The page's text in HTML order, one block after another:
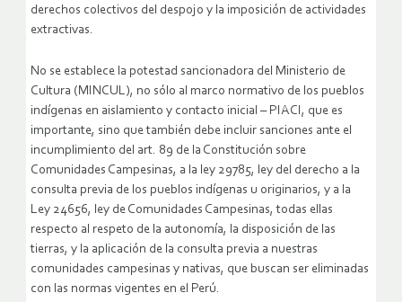
derechos colectivos del despojo y la imposición de actividades
extractivas.
No se establece la potestad sancionadora del Ministerio de
Cultura (MINCUL), no sólo al marco normativo de los pueblos
indígenas en aislamiento y contacto inicial – PIACI, que es
importante, sino que también debe incluir sanciones ante el
incumplimiento del art. 89 de la Constitución sobre
Comunidades Campesinas, a la ley 29785, ley del derecho a la
consulta previa de los pueblos indígenas u originarios, y a la
Ley 24656, ley de Comunidades Campesinas, todas ellas
respecto al respeto de la autonomía, la disposición de las
tierras, y la aplicación de la consulta previa a nuestras
comunidades campesinas y nativas, que buscan ser eliminadas
con las normas vigentes en el Perú.